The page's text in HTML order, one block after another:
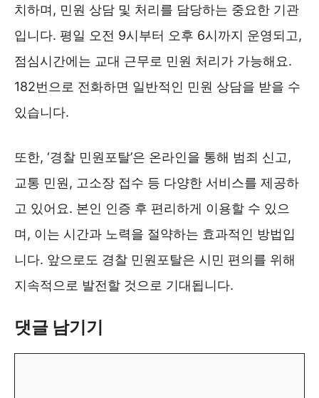
치하며, 민원 상담 및 처리를 담당하는 중요한 기관
입니다. 평일 오전 9시부터 오후 6시까지 운영되고,
점심시간에는 교대 근무로 민원 처리가 가능해요.
182번으로 전화하면 일반적인 민원 상담을 받을 수
있습니다.
또한, ‘경찰 민원포탈’은 온라인을 통해 범죄 신고,
교통 민원, 고소장 접수 등 다양한 서비스를 제공하
고 있어요. 본인 인증 후 편리하게 이용할 수 있으
며, 이는 시간과 노력을 절약하는 효과적인 방법입
니다. 앞으로도 경찰 민원포탈은 시민 편의를 위해
지속적으로 발전할 것으로 기대됩니다.
댓글 남기기